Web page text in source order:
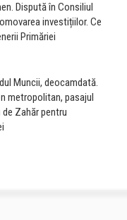
Dispută în Consiliul
investițiilor. Ce
Primăriei
Muncii, deocamdată.
metropolitan, pasajul
Zahăr pentru